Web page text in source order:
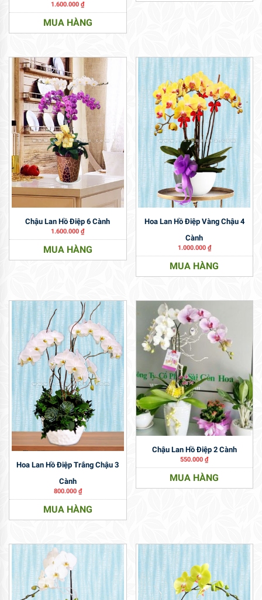
1.600.000₫
MUA HÀNG
Chậu Lan Hồ Điệp 6 Cành
1.600.000₫
MUA HÀNG
Hoa Lan Hồ Điệp Vàng Chậu 4
Cành
1.000.000 ₫
MUA HÀNG
Hoa Lan Hồ Điệp Trắng Chậu 3
Cành
800.000 ₫
MUA HÀNG
Chậu Lan Hồ Điệp 2 Cành
550.000₫
MUA HÀNG